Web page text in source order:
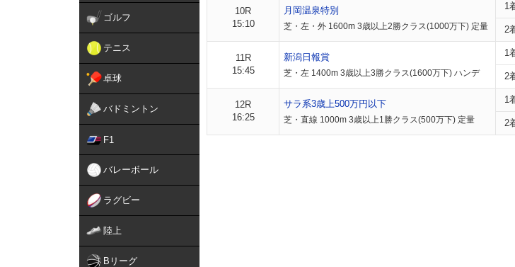
ゴルフ
テニス
卓球
バドミントン
F1
バレーボール
ラグビー
陸上
Bリーグ
10R
15:10
月岡温泉特別
芝・左・外 1600m 3歳以上2勝クラス(1000万下) 定量
1
2
11R
15:45
新潟日報賞
芝・左 1400m 3歳以上3勝クラス(1600万下) ハンデ
1
2
12R
16:25
サラ系3歳上500万円以下
芝・直線 1000m 3歳以上1勝クラス(500万下) 定量
1
2